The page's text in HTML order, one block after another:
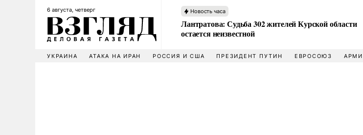
6 августа, четверг Новость часа
Лантратова: Судьба 302 жителей Курской области
остается неизвестной
УКРАИНА АТАКА НА ИРАН РОССИЯ И США ПРЕЗИДЕНТ ПУТИН ЕВРОСОЮЗ